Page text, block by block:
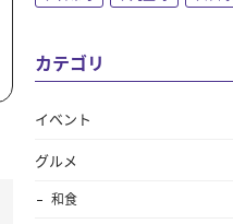
カテゴリ
イベント
グルメ
和食